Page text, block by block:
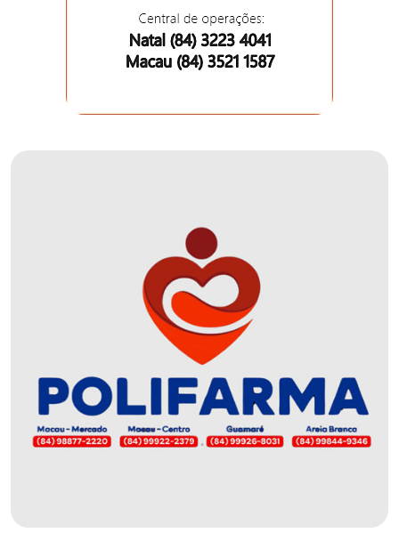
CONQUISTA
CULTURA
CURSINHO